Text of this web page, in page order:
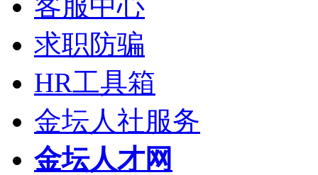
求职防骗
HR工具箱
金坛人社服务
金坛人才网